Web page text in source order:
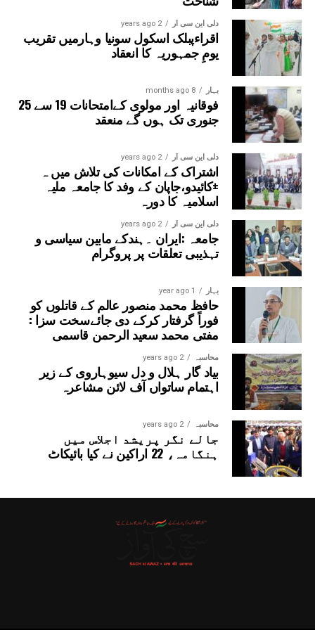
دلی این سی آر 2 years ago
اقراءپبلک اسکول سونیا وہارمیں تقریب
یومِ جمہوریہ کا انعقاد
بہار 8 months ago
فوقانیہ اور مولوی کےامتحانات 19 سے 25
جنوری تک ہوں گے منعقد
دلی این سی آر 2 years ago
اشتراک کے امکانات کی تلاش میں ہ
±کائیدو،جاپان کے وفد کا جامعہ ملیہ
اسلامیہ کا دورہ
دلی این سی آر 2 years ago
جامعہ :ایران ۔ہندکے مابین سیاسی و
تہذیبی تعلقات پر پروگرام
بہار 1 year ago
حافظ محمد منصور عالم کے قاتلوں کو
فوراً گرفتار کرکے دی جائےسخت سزا :
مفتی محمد سعید الرحمن قاسمی
محاسبہ 2 years ago
بیاد گار ہلال و دل سیوہاروی کے زیر
اہتمام ساتواں آف لائن مشاعرہ
محاسبہ 2 years ago
جالے نگر پریشد اجلاس میں
ہنگامہ، 22 اراکین نے کیا بائیکاٹ